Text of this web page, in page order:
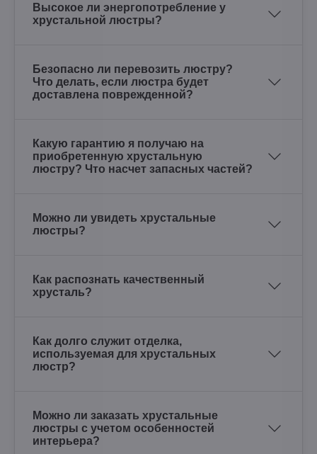
Высокое ли энергопотребление у
хрустальной люстры?
Безопасно ли перевозить люстру?
Что делать, если люстра будет
доставлена поврежденной?
Какую гарантию я получаю на
приобретенную хрустальную
люстру? Что насчет запасных частей?
Можно ли увидеть хрустальные
люстры?
Как распознать качественный
хрусталь?
Как долго служит отделка,
используемая для хрустальных
люстр?
Можно ли заказать хрустальные
люстры с учетом особенностей
интерьера?